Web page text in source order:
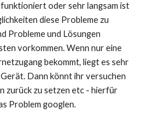
oder sehr langsam ist
diese Probleme zu
Probleme und Lösungen
vorkommen. Wenn nur eine
bekommt, liegt es sehr
Dann könnt ihr versuchen
zurück zu setzen etc - hierfür
Problem googlen.